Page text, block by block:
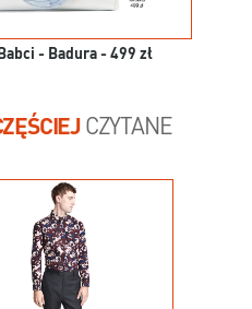
- Badura - 499 zł
CZYTANE